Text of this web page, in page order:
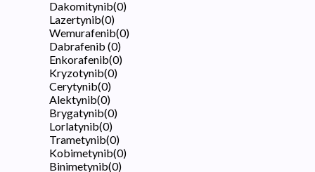
Dakomitynib(0)
Lazertynib(0)
Wemurafenib(0)
Dabrafenib (0)
Enkorafenib(0)
Kryzotynib(0)
Cerytynib(0)
Alektynib(0)
Brygatynib(0)
Lorlatynib(0)
Trametynib(0)
Kobimetynib(0)
Binimetynib(0)